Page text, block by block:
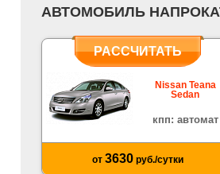
АВТОМОБИЛЬ
РАССЧИТАТЬ
Nissan Teana
Sedan
кпп: автомат
от 3630руб./сутки